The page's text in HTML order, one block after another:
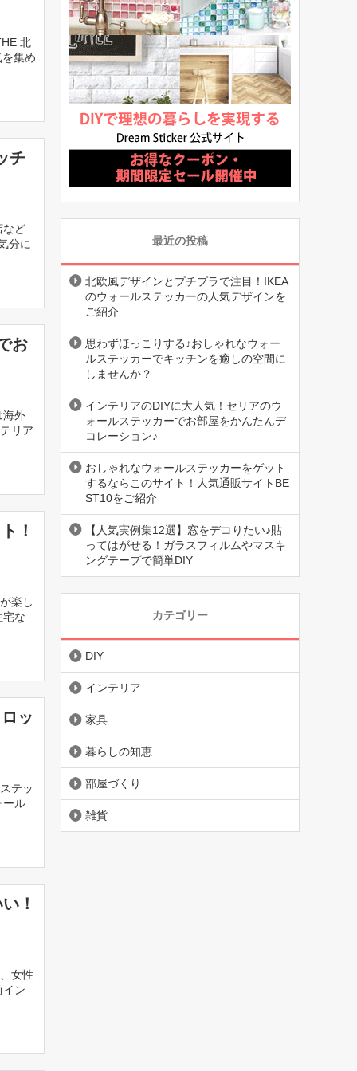
北
集め
チ
など
分に
お
海外
リア
！
楽し
宅な
ッ
テッ
ール
！
女性
イン
最近の投稿
北欧風デザインとプチプラで注目！IKEA
のウォールステッカーの人気デザインを
ご紹介
思わずほっこりする♪おしゃれなウォー
ルステッカーでキッチンを癒しの空間に
しませんか？
インテリアのDIYに大人気！セリアのウ
ォールステッカーでお部屋をかんたんデ
コレーション♪
おしゃれなウォールステッカーをゲット
するならこのサイト！人気通販サイトBE
ST10をご紹介
【人気実例集12選】窓をデコりたい♪貼
ってはがせる！ガラスフィルムやマスキ
ングテープで簡単DIY
カテゴリー
DIY
インテリア
家具
暮らしの知恵
部屋づくり
雑貨